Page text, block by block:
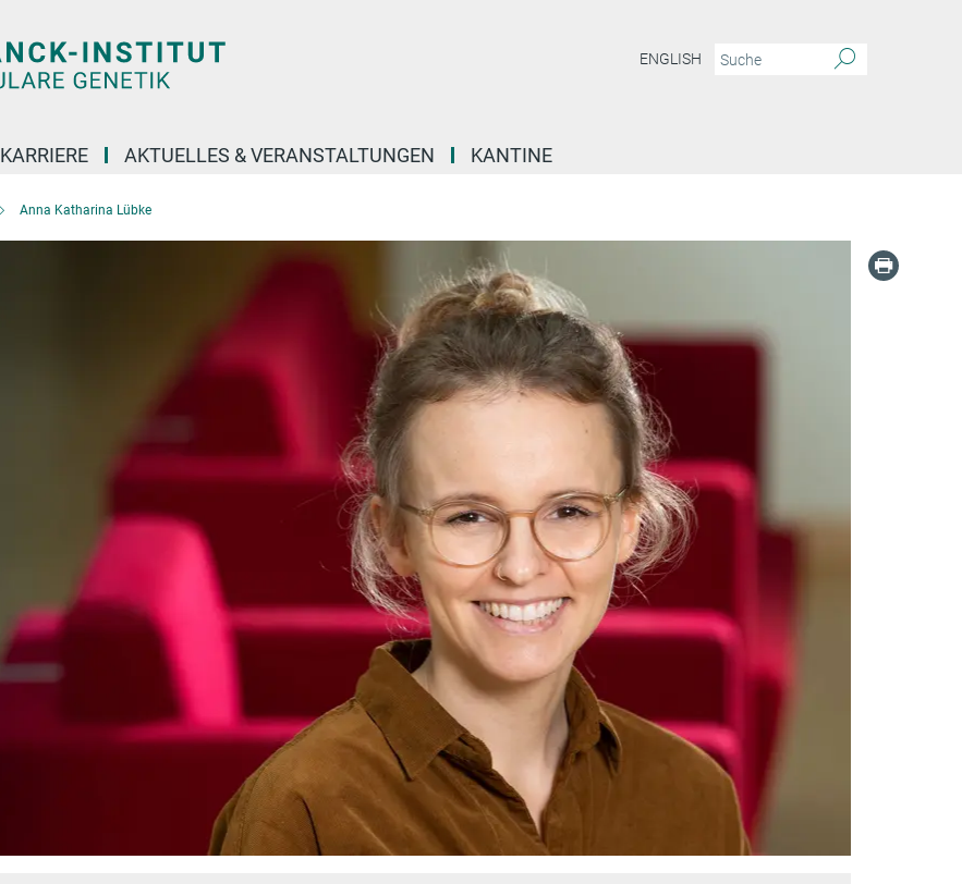
ENGLISH
KARRIERE AKTUELLES & VERANSTALTUNGEN KANTINE
Anna Katharina Lübke